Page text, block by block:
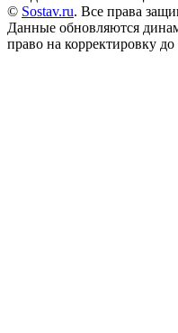
© Sostav.ru. Все права
Данные обновляются
право на корректировку